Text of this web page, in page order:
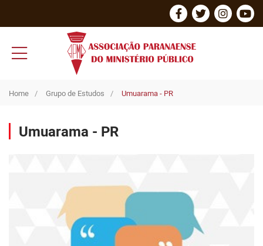
Home Grupo de Estudos Umuarama - PR
Umuarama - PR